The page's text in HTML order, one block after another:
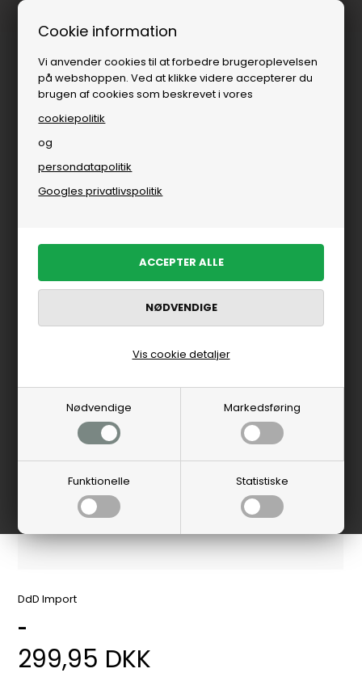
Cookie information
Vi anvender cookies til at forbedre brugeroplevelsen
på webshoppen. Ved at klikke videre accepterer du
brugen af cookies som beskrevet i vores
cookiepolitik
og
persondatapolitik
Googles privatlivspolitik
Nødvendige Markedsføring
Funktionelle Statistiske
Vis cookie detaljer
DdD Import
-
299,95 DKK